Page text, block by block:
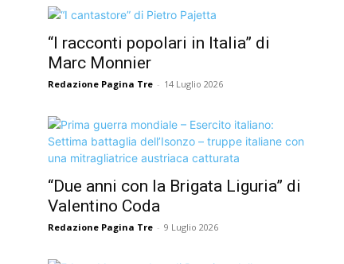
“I racconti popolari in Italia” di
Marc Monnier
Redazione Pagina Tre - 14 Luglio 2026
“Due anni con la Brigata Liguria” di
Valentino Coda
Redazione Pagina Tre - 9 Luglio 2026